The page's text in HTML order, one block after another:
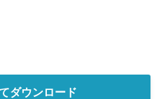
ダウンロード